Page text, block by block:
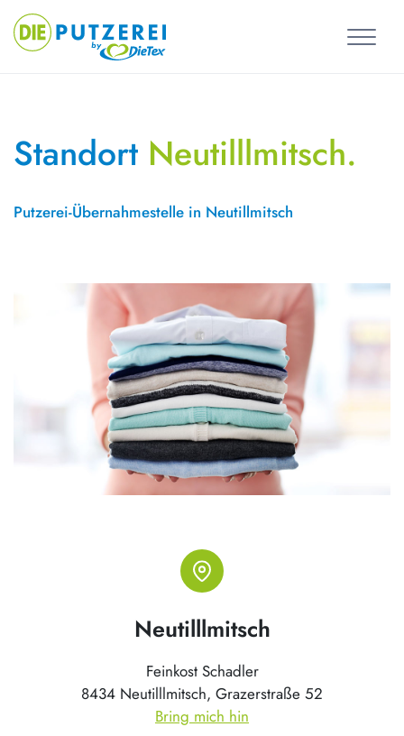
Skip
content
Standort Neutilllmitsch.
Putzerei-Übernahmestelle in Neutillmitsch
Neutilllmitsch
Feinkost Schadler
8434 Neutilllmitsch, Grazerstraße 52
Bring mich hin